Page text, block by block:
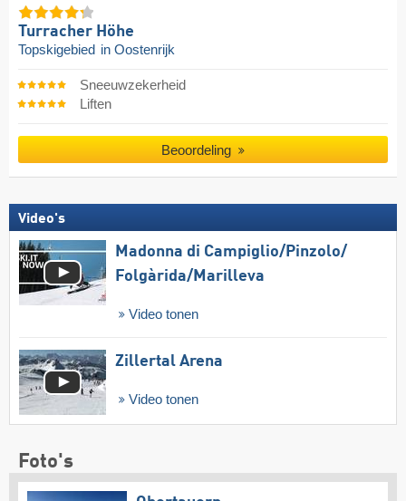
Turracher Höhe
Topskigebied in Oostenrijk
Sneeuwzekerheid
Liften
Beoordeling
Video's
Madonna di Campiglio/​Pinzolo/​
Folgàrida/​Marilleva
Video tonen
Zillertal Arena
Video tonen
Foto's